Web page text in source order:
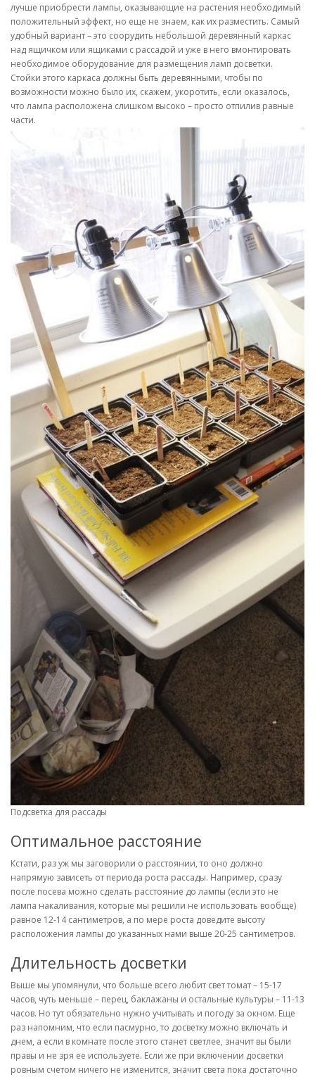
лучше приобрести лампы, оказывающие на растения необходимый
положительный эффект, но еще не знаем, как их разместить. Самый
удобный вариант – это соорудить небольшой деревянный каркас
над ящичком или ящиками с рассадой и уже в него вмонтировать
необходимое оборудование для размещения ламп досветки.
Стойки этого каркаса должны быть деревянными, чтобы по
возможности можно было их, скажем, укоротить, если оказалось,
что лампа расположена слишком высоко – просто отпилив равные
части.
Подсветка для рассады
Оптимальное расстояние
Кстати, раз уж мы заговорили о расстоянии, то оно должно
напрямую зависеть от периода роста рассады. Например, сразу
после посева можно сделать расстояние до лампы (если это не
лампа накаливания, которые мы решили не использовать вообще)
равное 12-14 сантиметров, а по мере роста доведите высоту
расположения лампы до указанных нами выше 20-25 сантиметров.
Длительность досветки
Выше мы упомянули, что больше всего любит свет томат – 15-17
часов, чуть меньше – перец, баклажаны и остальные культуры – 11-13
часов. Но тут обязательно нужно учитывать и погоду за окном. Еще
раз напомним, что если пасмурно, то досветку можно включать и
днем, а если в комнате после этого станет светлее, значит вы были
правы и не зря ее используете. Если же при включении досветки
ровным счетом ничего не изменится, значит света пока достаточно